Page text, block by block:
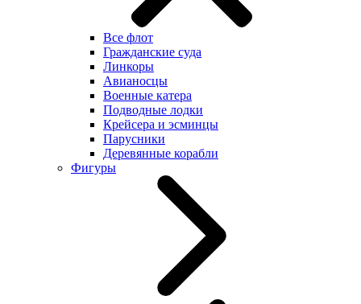
Все флот
Гражданские суда
Линкоры
Авианосцы
Военные катера
Подводные лодки
Крейсера и эсминцы
Парусники
Деревянные корабли
Фигуры